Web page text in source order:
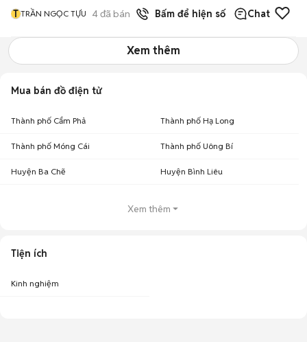
T TRẦN NGỌC TỰU 4đã bán Bấm để hiện số Chat
Xem thêm
Mua bán đồ điện tử
Thành phố Cẩm Phả Thành phố Hạ Long
Thành phố Móng Cái Thành phố Uông Bí
Huyện Ba Chẽ Huyện Bình Liêu
Xem thêm
Tiện ích
Kinh nghiệm